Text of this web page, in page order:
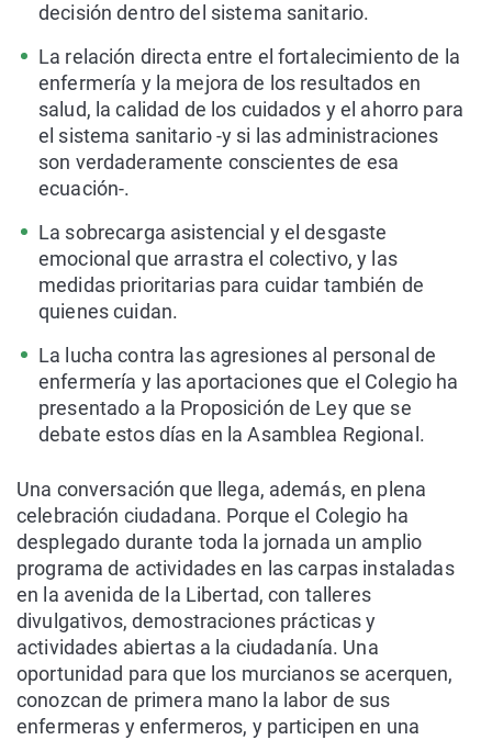
decisión dentro del sistema sanitario.
La relación directa entre el fortalecimiento de la
enfermería y la mejora de los resultados en
salud, la calidad de los cuidados y el ahorro para
el sistema sanitario -y si las administraciones
son verdaderamente conscientes de esa
ecuación-.
La sobrecarga asistencial y el desgaste
emocional que arrastra el colectivo, y las
medidas prioritarias para cuidar también de
quienes cuidan.
La lucha contra las agresiones al personal de
enfermería y las aportaciones que el Colegio ha
presentado a la Proposición de Ley que se
debate estos días en la Asamblea Regional.
Una conversación que llega, además, en plena
celebración ciudadana. Porque el Colegio ha
desplegado durante toda la jornada un amplio
programa de actividades en las carpas instaladas
en la avenida de la Libertad, con talleres
divulgativos, demostraciones prácticas y
actividades abiertas a la ciudadanía. Una
oportunidad para que los murcianos se acerquen,
conozcan de primera mano la labor de sus
enfermeras y enfermeros, y participen en una